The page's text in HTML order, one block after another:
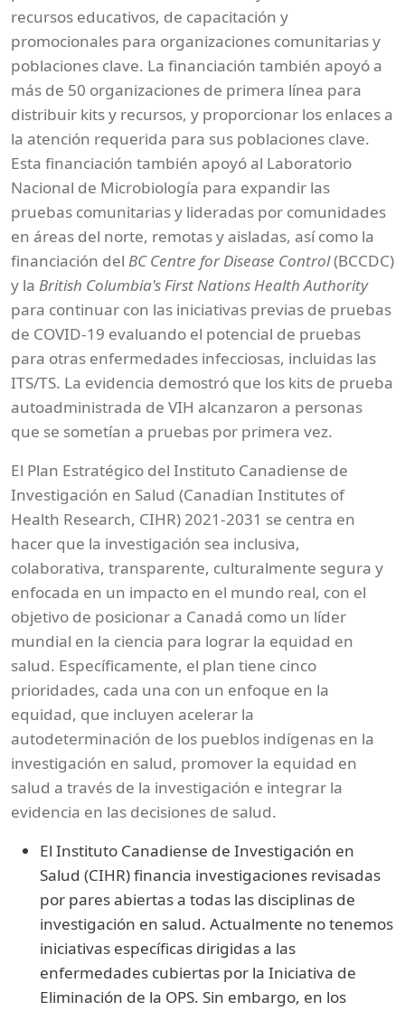
recursos educativos, de capacitación y
promocionales para organizaciones comunitarias y
poblaciones clave. La financiación también apoyó a
más de 50 organizaciones de primera línea para
distribuir kits y recursos, y proporcionar los enlaces a
la atención requerida para sus poblaciones clave.
Esta financiación también apoyó al Laboratorio
Nacional de Microbiología para expandir las
pruebas comunitarias y lideradas por comunidades
en áreas del norte, remotas y aisladas, así como la
financiación del BC Centre for Disease Control(BCCDC)
y la British Columbia's First Nations Health Authority
para continuar con las iniciativas previas de pruebas
de COVID-19 evaluando el potencial de pruebas
para otras enfermedades infecciosas, incluidas las
ITS/TS. La evidencia demostró que los kits de prueba
autoadministrada de VIH alcanzaron a personas
que se sometían a pruebas por primera vez.
El Plan Estratégico del Instituto Canadiense de
Investigación en Salud (Canadian Institutes of
Health Research, CIHR) 2021-2031 se centra en
hacer que la investigación sea inclusiva,
colaborativa, transparente, culturalmente segura y
enfocada en un impacto en el mundo real, con el
objetivo de posicionar a Canadá como un líder
mundial en la ciencia para lograr la equidad en
salud. Específicamente, el plan tiene cinco
prioridades, cada una con un enfoque en la
equidad, que incluyen acelerar la
autodeterminación de los pueblos indígenas en la
investigación en salud, promover la equidad en
salud a través de la investigación e integrar la
evidencia en las decisiones de salud.
El Instituto Canadiense de Investigación en
Salud (CIHR) financia investigaciones revisadas
por pares abiertas a todas las disciplinas de
investigación en salud. Actualmente no tenemos
iniciativas específicas dirigidas a las
enfermedades cubiertas por la Iniciativa de
Eliminación de la OPS. Sin embargo, en los